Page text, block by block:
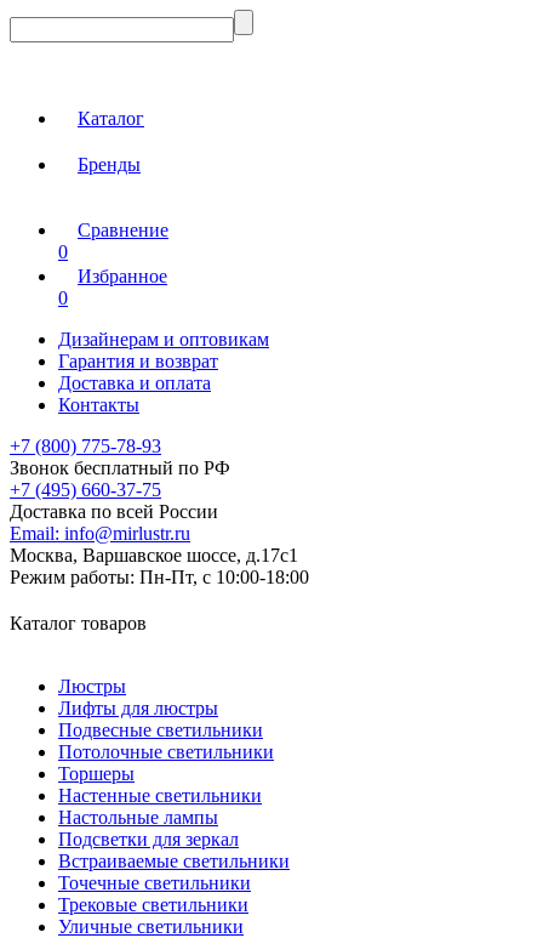
Каталог
Бренды
Сравнение
0
Избранное
0
Дизайнерам и оптовикам
Гарантия и возврат
Доставка и оплата
Контакты
+7 (800) 775-78-93
Звонок бесплатный по РФ
+7 (495) 660-37-75
Доставка по всей России
Email: info@mirlustr.ru
Москва, Варшавское шоссе, д.17c1
Режим работы: Пн-Пт, с 10:00-18:00
Каталог товаров
Люстры
Лифты для люстры
Подвесные светильники
Потолочные светильники
Торшеры
Настенные светильники
Настольные лампы
Подсветки для зеркал
Встраиваемые светильники
Точечные светильники
Трековые светильники
Уличные светильники